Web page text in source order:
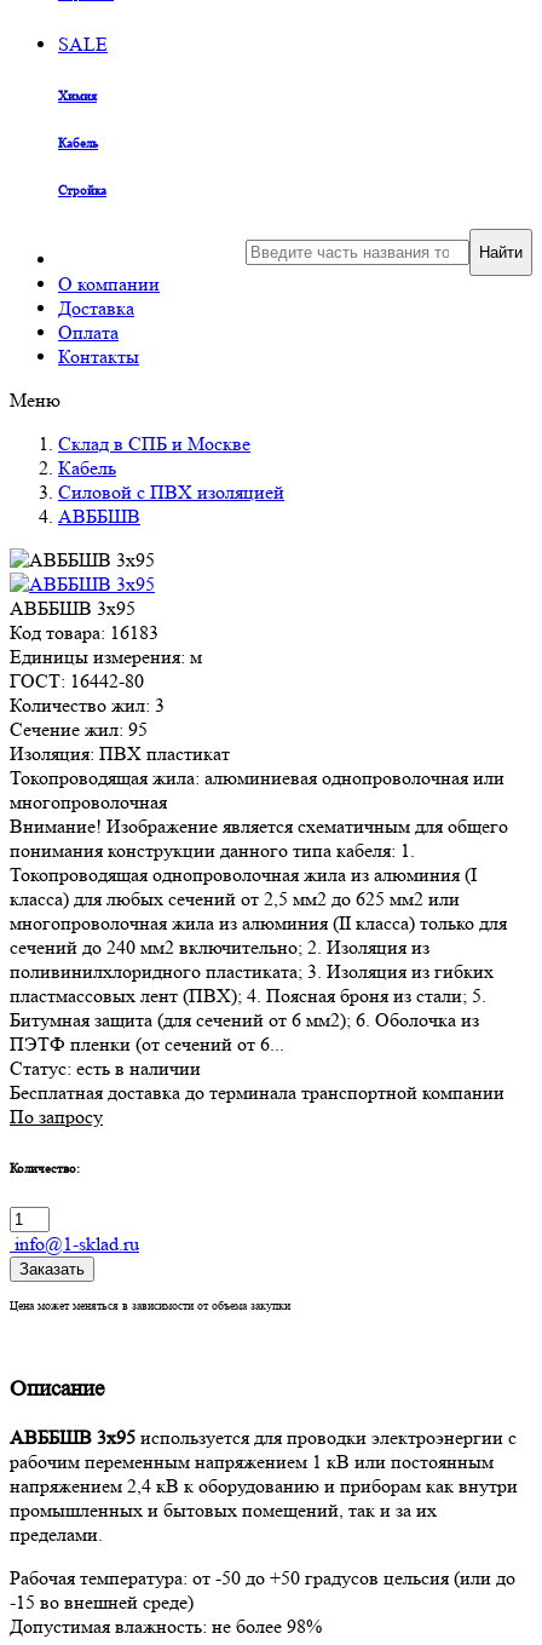
SALE
Химия
Кабель
Стройка
О компании
Доставка
Оплата
Контакты
Найти
Меню
Склад в СПБ и Москве
Кабель
Силовой с ПВХ изоляцией
АВББШВ
АВББШВ 3х95
Код товара: 16183
Единицы измерения: м
ГОСТ: 16442-80
Количество жил: 3
Сечение жил: 95
Изоляция: ПВХ пластикат
Токопроводящая жила: алюминиевая однопроволочная или
многопроволочная
Внимание! Изображение является схематичным для общего
понимания конструкции данного типа кабеля: 1.
Токопроводящая однопроволочная жила из алюминия (I
класса) для любых сечений от 2,5 мм2 до 625 мм2 или
многопроволочная жила из алюминия (II класса) только для
сечений до 240 мм2 включительно; 2. Изоляция из
поливинилхлоридного пластиката; 3. Изоляция из гибких
пластмассовых лент (ПВХ); 4. Поясная броня из стали; 5.
Битумная защита (для сечений от 6 мм2); 6. Оболочка из
ПЭТФ пленки (от сечений от 6...
Статус: есть в наличии
Бесплатная доставка до терминала транспортной компании
По запросу
Количество:
info@1-sklad.ru
Заказать
Цена может меняться в зависимости от объема закупки
Описание
АВББШВ 3х95 используется для проводки электроэнергии с
рабочим переменным напряжением 1 кВ или постоянным
напряжением 2,4 кВ к оборудованию и приборам как внутри
промышленных и бытовых помещений, так и за их
пределами.
Рабочая температура: от -50 до +50 градусов цельсия (или до
-15 во внешней среде)
Допустимая влажность: не более 98%